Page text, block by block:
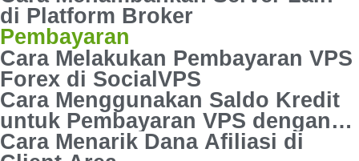
di Platform Broker
Pembayaran
Cara Melakukan Pembayaran VPS
Forex di SocialVPS
Cara Menggunakan Saldo Kredit
untuk Pembayaran VPS dengan
Mudah
Cara Menarik Dana Afiliasi di